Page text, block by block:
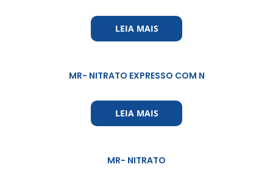
LEIA MAIS
MR- NITRATO EXPRESSO COM N
LEIA MAIS
MR- NITRATO